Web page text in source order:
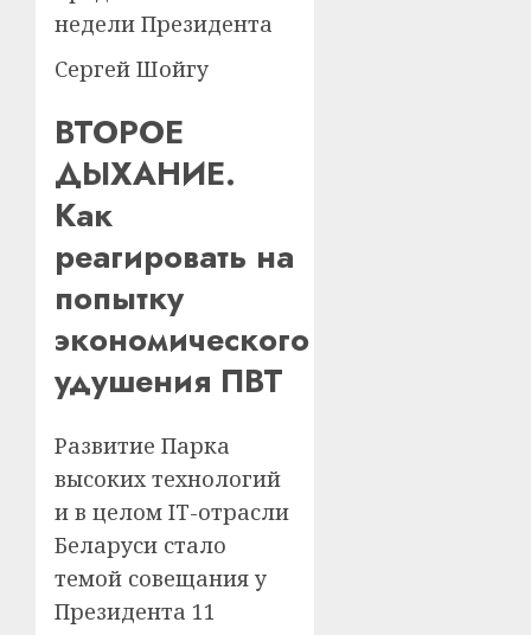
Сергей Шойгу
ВТОРОЕ
ДЫХАНИЕ.
Как
реагировать на
попытку
экономического
удушения ПВТ
Развитие Парка
высоких технологий
и в целом IT-отрасли
Беларуси стало
темой совещания у
Президента 11